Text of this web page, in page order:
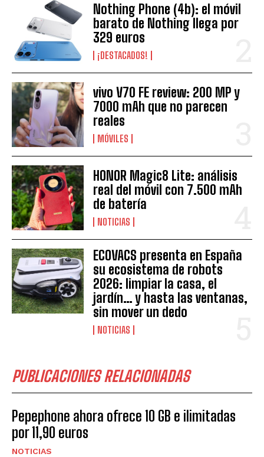
Nothing Phone (4b): el móvil
barato de Nothing llega por
329 euros
¡DESTACADOS!
vivo V70 FE review: 200 MP y
7000 mAh que no parecen
reales
MÓVILES
HONOR Magic8 Lite: análisis
real del móvil con 7.500 mAh
de batería
NOTICIAS
ECOVACS presenta en España
su ecosistema de robots
2026: limpiar la casa, el
jardín… y hasta las ventanas,
sin mover un dedo
NOTICIAS
PUBLICACIONES RELACIONADAS
Pepephone ahora ofrece 10 GB e ilimitadas
por 11,90 euros
NOTICIAS